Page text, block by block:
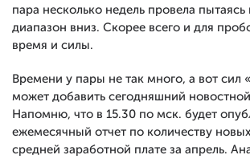
пара несколько недель провела
диапазон вниз. Скорее всего и для
время и силы.
Времени у пары не так много, а вот сил
может добавить сегодняшний
Напомню, что в 15.30 по мск. будет
ежемесячный отчет по количеству
средней заработной плате за апрель.